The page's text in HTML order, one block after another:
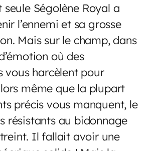
seule Ségolène Royal a
l’ennemi et sa grosse
Mais sur le champ, dans
où des
vous harcèlent pour
même que la plupart
précis vous manquent, le
résistants au bidonnage
Il fallait avoir une